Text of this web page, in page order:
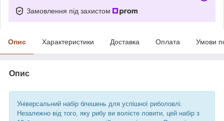
Замовлення під захистом
Опис Характеристики Доставка Оплата Умови
Опис
Універсальний набір блешень для успішної риболовлі.
Незалежно від того, яку рибу ви волієте ловити, цей набір з